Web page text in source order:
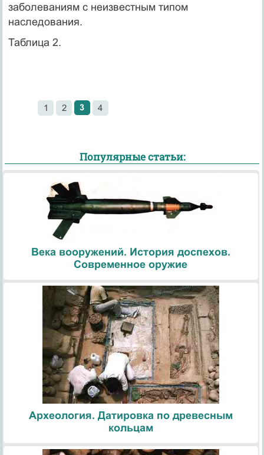
заболеваниям с неизвестным типом
наследования.
Таблица 2.
1 2 3 4
Популярные статьи:
Века вооружений. История доспехов.
Современное оружие
Археология. Датировка по древесным
кольцам